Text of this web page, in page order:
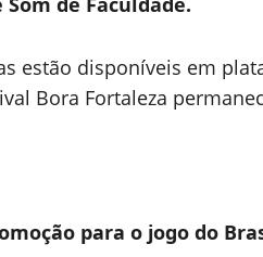
estão disponíveis em
Bora Fortaleza
para o jogo do